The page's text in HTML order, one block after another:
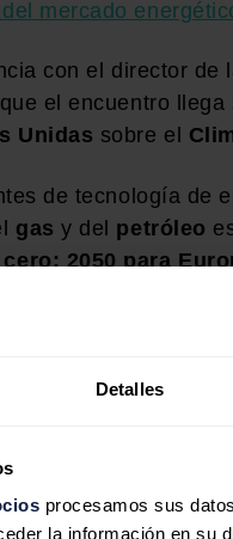
Detalles
procesamos sus
la información en su
mercado
con el director de
el encuentro
Unidas sobre el
de tecnología de
gas y del petróleo
2050 para
y la UE
hacia una
e irreversible de
de "vehículos
y muchas otras".